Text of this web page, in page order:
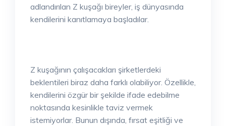
adlandırılan Z kuşağı bireyler, iş dünyasında
kendilerini kanıtlamaya başladılar.
Z kuşağının çalışacakları şirketlerdeki
beklentileri biraz daha farklı olabiliyor. Özellikle,
kendilerini özgür bir şekilde ifade edebilme
noktasında kesinlikle taviz vermek
istemiyorlar. Bunun dışında, fırsat eşitliği ve